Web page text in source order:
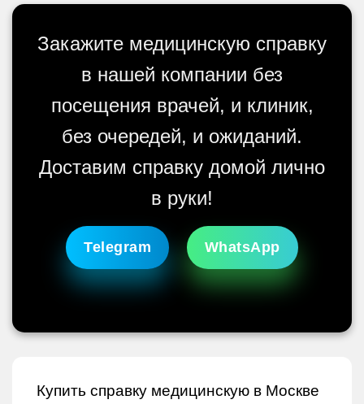
Закажите медицинскую справку
в нашей компании без
посещения врачей, и клиник,
без очередей, и ожиданий.
Доставим справку домой лично
в руки!
Telegram WhatsApp
Купить справку медицинскую в Москве